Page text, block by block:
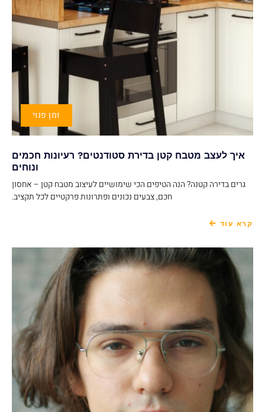
זמן פנוי
איך לעצב מטבח קטן בדירת סטודנטים? רעיונות חכמים
ונוחים
גרים בדירה קטנה? הנה הטיפים הכי שימושיים לעיצוב מטבח קטן – אחסון
חכם, צבעים נכונים ופתרונות פרקטיים לכל תקציב.
קרא עוד